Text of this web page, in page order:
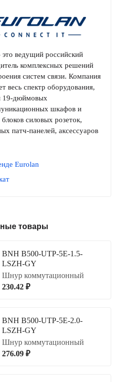
это ведущий российский
комплексных решений
систем связи. Компания
весь спектр оборудования,
19-дюймовых
шкафов и
силовых розеток,
патч-панелей, аксессуаров
Eurolan
товары
BNH B500-UTP-5E-1.5-
LSZH-GY
Шнур коммутационный
230.42 ₽
BNH B500-UTP-5E-2.0-
LSZH-GY
Шнур коммутационный
276.09 ₽